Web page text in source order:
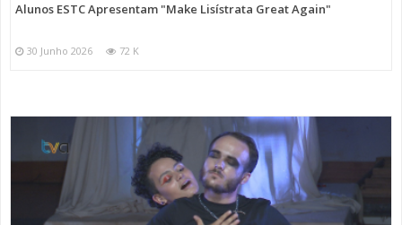
Alunos ESTC Apresentam "Make Lisístrata Great Again"
30 Junho 2026 72 K